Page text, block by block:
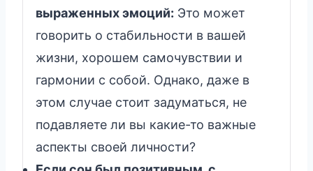
выраженных эмоций: Это может
говорить о стабильности в вашей
жизни, хорошем самочувствии и
гармонии с собой. Однако, даже в
этом случае стоит задуматься, не
подавляете ли вы какие-то важные
аспекты своей личности?